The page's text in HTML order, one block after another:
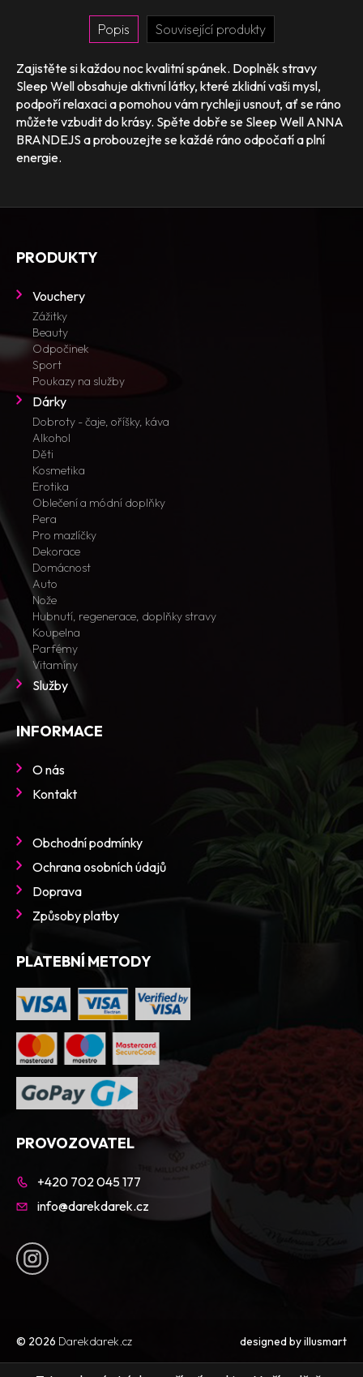
Popis Související produkty
Zajistěte si každou noc kvalitní spánek. Doplněk stravy
Sleep Well obsahuje aktivní látky, které zklidní vaši mysl,
podpoří relaxaci a pomohou vám rychleji usnout, ať se ráno
můžete vzbudit do krásy. Spěte dobře se Sleep Well ANNA
BRANDEJS a probouzejte se každé ráno odpočatí a plní
energie.
PRODUKTY
Vouchery
Zážitky
Beauty
Odpočinek
Sport
Poukazy na služby
Dárky
Dobroty - čaje, oříšky, káva
Alkohol
Děti
Kosmetika
Erotika
Oblečení a módní doplňky
Pera
Pro mazlíčky
Dekorace
Domácnost
Auto
Nože
Hubnutí, regenerace, doplňky stravy
Koupelna
Parfémy
Vitamíny
Služby
INFORMACE
O nás
Kontakt
Obchodní podmínky
Ochrana osobních údajů
Doprava
Způsoby platby
PLATEBNÍ METODY
PROVOZOVATEL
+420 702 045 177
info@darekdarek.cz
© 2026 Darekdarek.cz designed byillusmart